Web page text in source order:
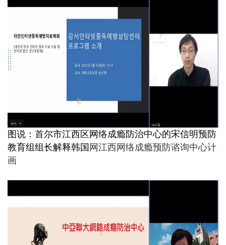
图说：首尔市江西区网络成瘾防治中心的宋信明预防
教育组组长解释韩国 网江西网络成瘾预防谘询中心计
画